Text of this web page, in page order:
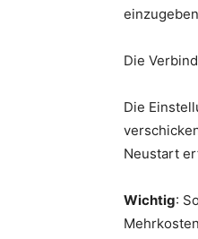
Die
Die
Neustart
Wichtig: